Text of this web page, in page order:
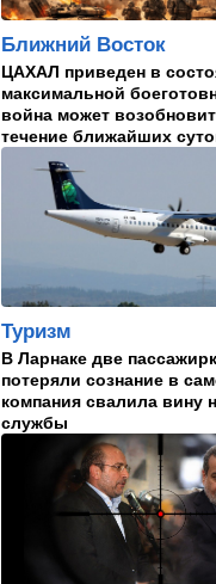
И грянул Грэм:
одобрил
санкций против
Ирана
22:33 Транспорт
Почему Израиль
не решил
несмотря на
миллиарды
Ближний
Вывести войска:
уповают на
израильские
21:45 Мнения
И еще про Иран…
Общество
Главное забыл:
Израиль рейс
угрозой
Ближний Восток
ЦАХАЛ приведен в
максимальной
война может
течение ближайших
Туризм
В Ларнаке две
потеряли сознание в
компания свалила вину
службы